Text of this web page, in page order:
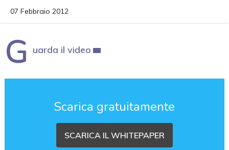
07 Febbraio 2012
G uarda il video
Scarica gratuitamente
SCARICA IL WHITEPAPER